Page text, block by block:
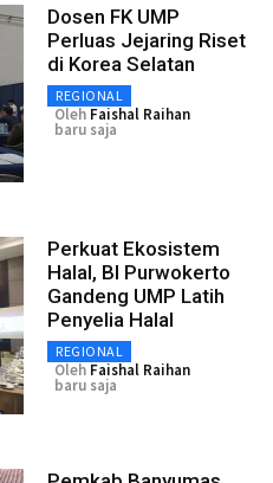
Dosen FK UMP
Perluas Jejaring Riset
di Korea Selatan
REGIONAL
Oleh Faishal Raihan
baru saja
Perkuat Ekosistem
Halal, BI Purwokerto
Gandeng UMP Latih
Penyelia Halal
REGIONAL
Oleh Faishal Raihan
baru saja